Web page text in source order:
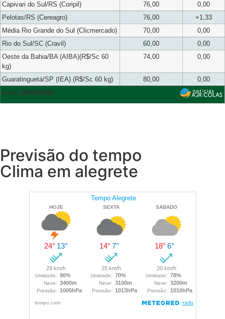
Capivari do Sul/RS (Coripil) 76,00
0,00
Pelotas/RS (Cereagro)
76,00
+1,33
Média Rio Grande do Sul (Clicmercado)
70,00
0,00
Rio do Sul/SC (Cravil)
60,00
0,00
Oeste da Bahia/BA (AIBA)(R$/Sc 60
kg)
74,00 0,00
Guaratinguetá/SP (IEA) (R$/Sc 60 kg) 80,00
0,00
Fech. 06/08/2026
Previsão do tempo
Clima em alegrete